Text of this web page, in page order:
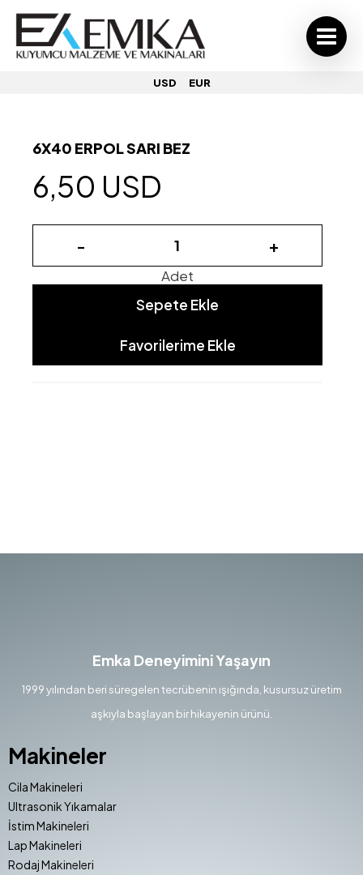
USD EUR
6X40 ERPOL SARI BEZ
6,50 USD
- +
Adet
Sepete Ekle
Favorilerime Ekle
Emka Deneyimini Yaşayın
1999 yılından beri süregelen tecrübenin ışığında, kusursuz üretim
aşkıyla başlayan bir hikayenin ürünü.
Makineler
Cila Makineleri
Ultrasonik Yıkamalar
İstim Makineleri
Lap Makineleri
Rodaj Makineleri